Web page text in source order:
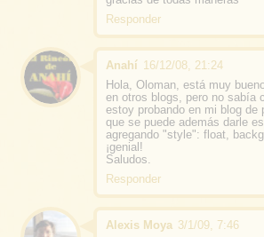
Responder
Anahí 16/12/08, 21:24
Hola, Oloman, está muy
en otros blogs, pero no sabía
estoy probando en mi blog de
que se puede además darle
agregando "style": float,
¡genial!
Saludos.
Responder
Alexis Moya 3/1/09, 7:46